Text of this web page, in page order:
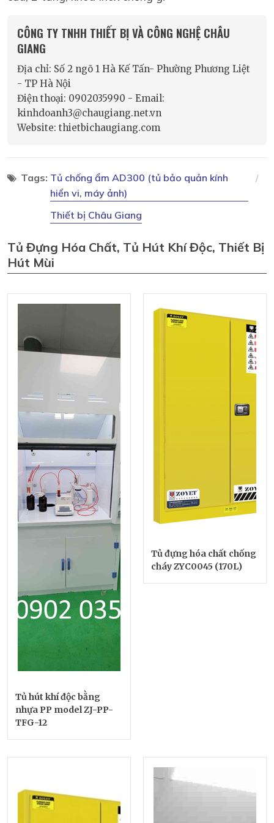
CÔNG TY TNHH THIẾT BỊ VÀ CÔNG NGHỆ CHÂU
GIANG
Địa chỉ: Số 2 ngõ 1 Hà Kế Tấn- Phường Phương Liệt
- TP Hà Nội
Điện thoại: 0902035990 - Email:
kinhdoanh3@chaugiang.net.vn
Website: thietbichaugiang.com
Tags: Tủ chống ẩm AD300 (tủ bảo quản kính
hiển vi, máy ảnh)
Thiết bị Châu Giang
Tủ Đựng Hóa Chất, Tủ Hút Khí Độc, Thiết Bị
Hút Mùi
Tủ hút khí độc bằng
nhựa PP model ZJ-PP-
TFG-12
Tủ đựng hóa chất chống
cháy ZYC0045 (170L)